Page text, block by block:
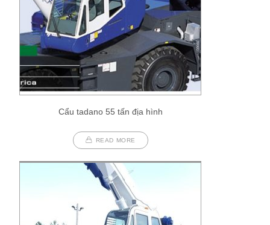
Cẩu tadano 55 tấn địa hình
READ MORE